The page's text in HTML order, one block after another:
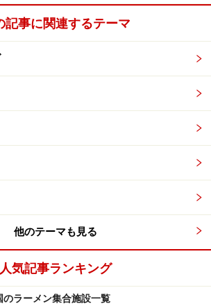
記事に関連するテーマ
他のテーマも見る
人気記事ランキング
のラーメン集合施設一覧